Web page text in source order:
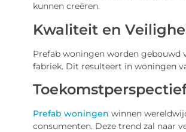
kunnen creëren.
Kwaliteit en
Prefab woningen worden
fabriek. Dit resulteert in woningen
Prefab woningen winnen
consumenten. Deze trend zal naar